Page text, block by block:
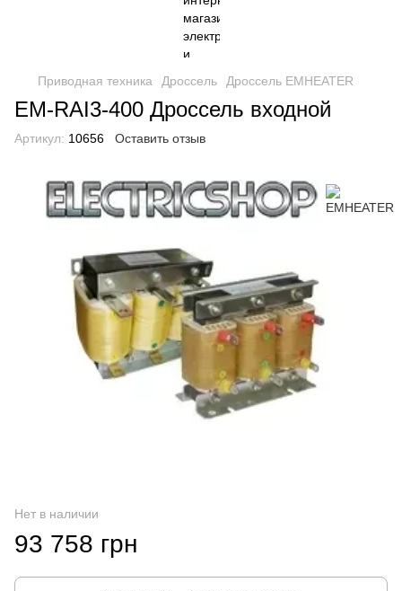
Приводная техника Дроссель Дроссель EMHEATER
EM-RAI3-400 Дроссель входной
Артикул: 10656 Оставить отзыв
Нет в наличии
93 758 грн